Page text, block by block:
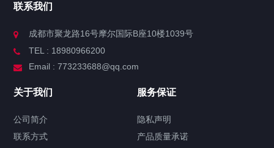
联系我们
成都市聚龙路16号摩尔国际B座10楼1039号
TEL : 18980966200
Email : 773233688@qq.com
关于我们
公司简介
联系方式
服务保证
隐私声明
产品质量承诺